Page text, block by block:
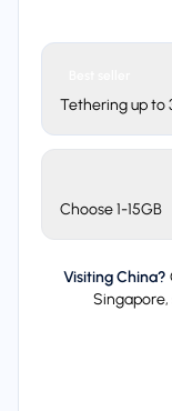
Tethering up to
Choose 1-15GB
Visiting China?
Singapore,